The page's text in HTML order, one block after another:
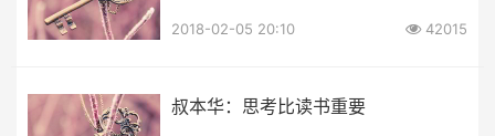
2018-02-05 20:10 42015
叔本华：思考比读书重要